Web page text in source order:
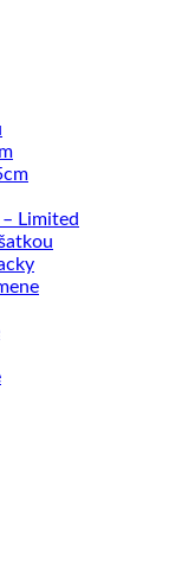
Limited